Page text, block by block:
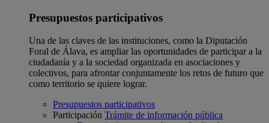
Presupuestos participativos
Una de las claves de las instituciones, como la Diputación
Foral de Álava, es ampliar las oportunidades de participar a la
ciudadanía y a la sociedad organizada en asociaciones y
colectivos, para afrontar conjuntamente los retos de futuro que
como territorio se quiere lograr.
Presupuestos participativos
Participación Trámite de información pública